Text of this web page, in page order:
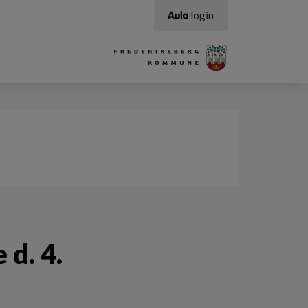
login
d. 4.